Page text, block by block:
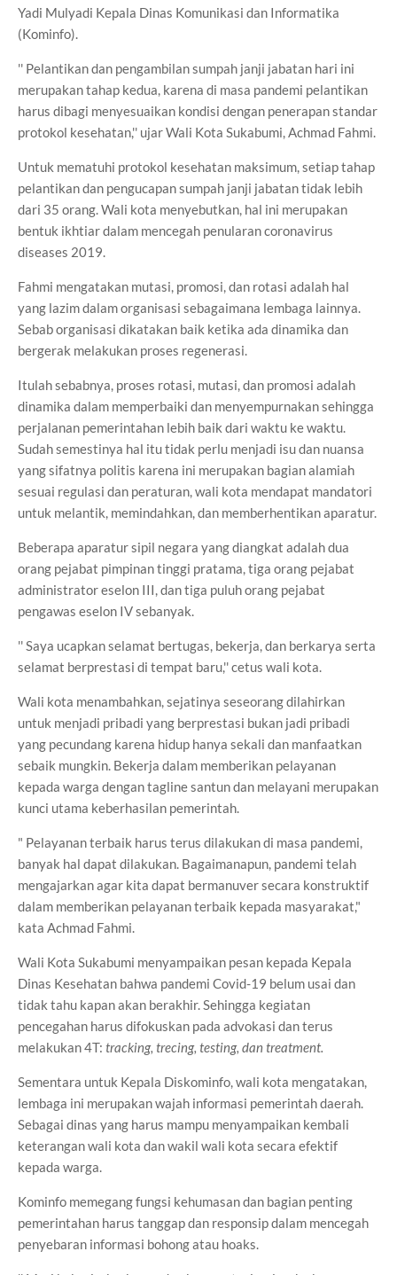
Yadi Mulyadi Kepala Dinas Komunikasi dan Informatika
(Kominfo).
'' Pelantikan dan pengambilan sumpah janji jabatan hari ini
merupakan tahap kedua, karena di masa pandemi pelantikan
harus dibagi menyesuaikan kondisi dengan penerapan standar
protokol kesehatan,'' ujar Wali Kota Sukabumi, Achmad Fahmi.
Untuk mematuhi protokol kesehatan maksimum, setiap tahap
pelantikan dan pengucapan sumpah janji jabatan tidak lebih
dari 35 orang. Wali kota menyebutkan, hal ini merupakan
bentuk ikhtiar dalam mencegah penularan coronavirus
diseases 2019.
Fahmi mengatakan mutasi, promosi, dan rotasi adalah hal
yang lazim dalam organisasi sebagaimana lembaga lainnya.
Sebab organisasi dikatakan baik ketika ada dinamika dan
bergerak melakukan proses regenerasi.
Itulah sebabnya, proses rotasi, mutasi, dan promosi adalah
dinamika dalam memperbaiki dan menyempurnakan sehingga
perjalanan pemerintahan lebih baik dari waktu ke waktu.
Sudah semestinya hal itu tidak perlu menjadi isu dan nuansa
yang sifatnya politis karena ini merupakan bagian alamiah
sesuai regulasi dan peraturan, wali kota mendapat mandatori
untuk melantik, memindahkan, dan memberhentikan aparatur.
Beberapa aparatur sipil negara yang diangkat adalah dua
orang pejabat pimpinan tinggi pratama, tiga orang pejabat
administrator eselon III, dan tiga puluh orang pejabat
pengawas eselon IV sebanyak.
'' Saya ucapkan selamat bertugas, bekerja, dan berkarya serta
selamat berprestasi di tempat baru,'' cetus wali kota.
Wali kota menambahkan, sejatinya seseorang dilahirkan
untuk menjadi pribadi yang berprestasi bukan jadi pribadi
yang pecundang karena hidup hanya sekali dan manfaatkan
sebaik mungkin. Bekerja dalam memberikan pelayanan
kepada warga dengan tagline santun dan melayani merupakan
kunci utama keberhasilan pemerintah.
" Pelayanan terbaik harus terus dilakukan di masa pandemi,
banyak hal dapat dilakukan. Bagaimanapun, pandemi telah
mengajarkan agar kita dapat bermanuver secara konstruktif
dalam memberikan pelayanan terbaik kepada masyarakat,"
kata Achmad Fahmi.
Wali Kota Sukabumi menyampaikan pesan kepada Kepala
Dinas Kesehatan bahwa pandemi Covid-19 belum usai dan
tidak tahu kapan akan berakhir. Sehingga kegiatan
pencegahan harus difokuskan pada advokasi dan terus
melakukan 4T: tracking, trecing, testing, dan treatment.
Sementara untuk Kepala Diskominfo, wali kota mengatakan,
lembaga ini merupakan wajah informasi pemerintah daerah.
Sebagai dinas yang harus mampu menyampaikan kembali
keterangan wali kota dan wakil wali kota secara efektif
kepada warga.
Kominfo memegang fungsi kehumasan dan bagian penting
pemerintahan harus tanggap dan responsip dalam mencegah
penyebaran informasi bohong atau hoaks.